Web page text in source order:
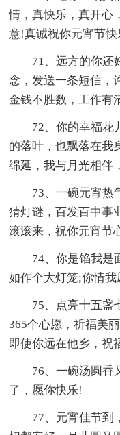
情，真快乐，真开心
意!真诚祝你元宵节
71、远方的你还
念，发送一条短信，
金钱不胜数，工作有
72、你的幸福花
的落叶，也飘落在我
绵延，我与月光相伴
73、一碗元宵热
猜灯谜，百发百中事
滚滚来，祝你元宵节
74、你是馅我是
如作个大灯笼;你情
75、点亮十五盏
365个心愿，祈福美
即使你远在他乡，祝
76、一碗汤圆香
了，愿你快乐!
77、元宵佳节到